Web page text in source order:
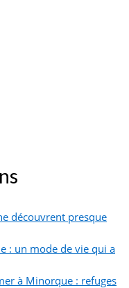
découvrent presque
: un mode de vie qui a
à Minorque : refuges